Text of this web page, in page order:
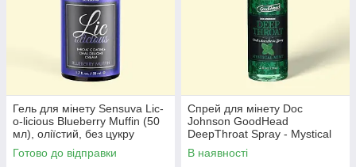
Гель для мінету Sensuva Lic-
o-licious Blueberry Muffin (50
мл), оліїстий, без цукру
Готово до відправки
Спрей для мінету Doc
Johnson GoodHead
DeepThroat Spray - Mystical
Mint 59 мл для глибокого
мінету
В наявності